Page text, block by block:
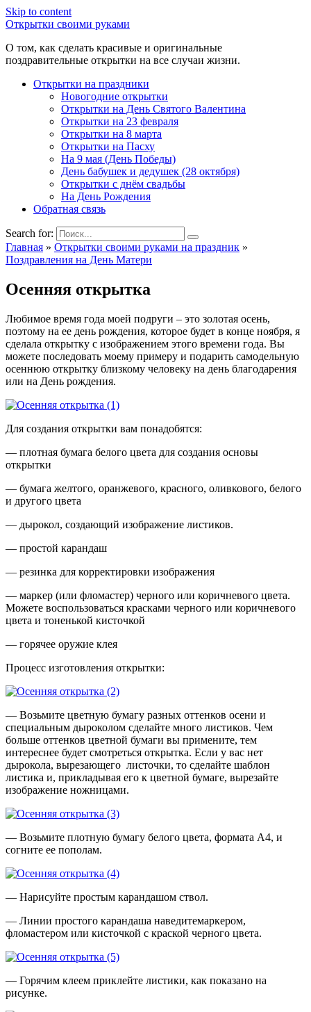
Skip to content
Открытки своими руками
О том, как сделать красивые и оригинальные
поздравительные открытки на все случаи жизни.
Открытки на праздники
Новогодние открытки
Открытки на День Святого Валентина
Открытки на 23 февраля
Открытки на 8 марта
Открытки на Пасху
На 9 мая (День Победы)
День бабушек и дедушек (28 октября)
Открытки с днём свадьбы
На День Рождения
Обратная связь
Search for:
Главная » Открытки своими руками на праздник »
Поздравления на День Матери
Осенняя открытка
Любимое время года моей подруги – это золотая осень,
поэтому на ее день рождения, которое будет в конце ноября, я
сделала открытку с изображением этого времени года. Вы
можете последовать моему примеру и подарить самодельную
осеннюю открытку близкому человеку на день благодарения
или на День рождения.
Для создания открытки вам понадобятся:
— плотная бумага белого цвета для создания основы
открытки
— бумага желтого, оранжевого, красного, оливкового, белого
и другого цвета
— дырокол, создающий изображение листиков.
— простой карандаш
— резинка для корректировки изображения
— маркер (или фломастер) черного или коричневого цвета.
Можете воспользоваться красками черного или коричневого
цвета и тоненькой кисточкой
— горячее оружие клея
Процесс изготовления открытки:
— Возьмите цветную бумагу разных оттенков осени и
специальным дыроколом сделайте много листиков. Чем
больше оттенков цветной бумаги вы примените, тем
интереснее будет смотреться открытка. Если у вас нет
дырокола, вырезающего листочки, то сделайте шаблон
листика и, прикладывая его к цветной бумаге, вырезайте
изображение ножницами.
— Возьмите плотную бумагу белого цвета, формата А4, и
согните ее пополам.
— Нарисуйте простым карандашом ствол.
— Линии простого карандаша наведитемаркером,
фломастером или кисточкой с краской черного цвета.
— Горячим клеем приклейте листики, как показано на
рисунке.